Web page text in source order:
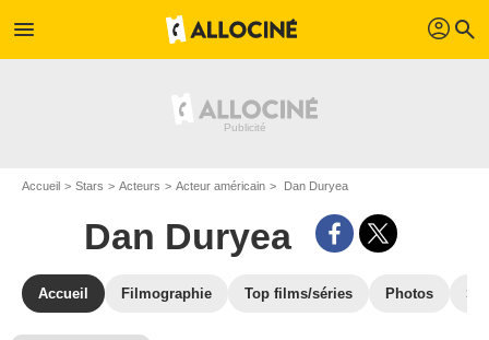
menu profil search
Accueil Stars Acteurs Acteur américain Dan Duryea
Dan Duryea
Accueil Filmographie Top films/séries Photos